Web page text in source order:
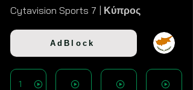
Cytavision Sports 7 | Κύπρος
AdBlock
1